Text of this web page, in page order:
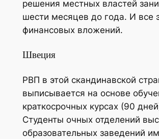
решения местных властей
шести месяцев до года. И все
финансовых вложений.
Швеция
РВП в этой скандинавской
выписывается на основе
краткосрочных курсах (90
Студенты очных отделений
образовательных заведений